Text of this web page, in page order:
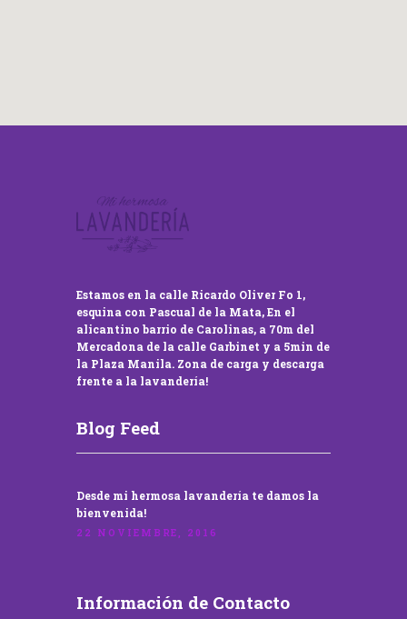
Estamos en la calle Ricardo Oliver Fo 1,
esquina con Pascual de la Mata, En el
alicantino barrio de Carolinas, a 70m del
Mercadona de la calle Garbinet y a 5min de
la Plaza Manila. Zona de carga y descarga
frente a la lavandería!
Blog Feed
Desde mi hermosa lavandería te damos la
bienvenida!
22 NOVIEMBRE, 2016
Información de Contacto